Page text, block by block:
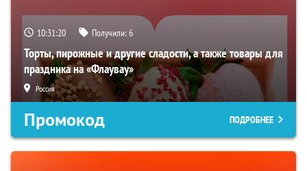
10:31:19 Получили:6
Торты, пирожные и другие сладости, а также товары для
праздника на «Флаувау»
Россия
Промокод ПОДРОБНЕЕ